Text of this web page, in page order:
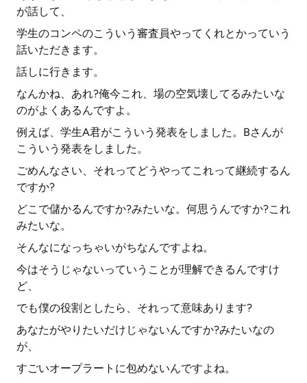
が話して、
学生のコンペのこういう審査員やってくれとかっていう
話いただきます。
話しに行きます。
なんかね、あれ?俺今これ、場の空気壊してるみたいな
のがよくあるんですよ。
例えば、学生A君がこういう発表をしました。Bさんが
こういう発表をしました。
ごめんなさい、それってどうやってこれって継続するん
ですか?
どこで儲かるんですか?みたいな。何思うんですか?これ
みたいな。
そんなになっちゃいがちなんですよね。
今はそうじゃないっていうことが理解できるんですけ
ど、
でも僕の役割としたら、それって意味あります?
あなたがやりたいだけじゃないんですか?みたいなの
が、
すごいオープラートに包めないんですよね。